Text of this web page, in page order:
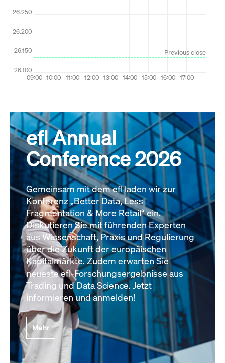
efl Annual
Conference 2026
Gemeinsam mit dem efl laden wir zur
Konferenz „Better Data, Less
Fragmentation & More Retail“ ein.
Diskutieren Sie mit führenden Experten
aus Wissenschaft, Praxis und Regulierung
über die Zukunft der europäischen
Kapitalmärkte. Zudem erwarten Sie
neueste efl-Forschungsergebnisse aus
Trading und Data Science. Jetzt
informieren und anmelden!
Mehr